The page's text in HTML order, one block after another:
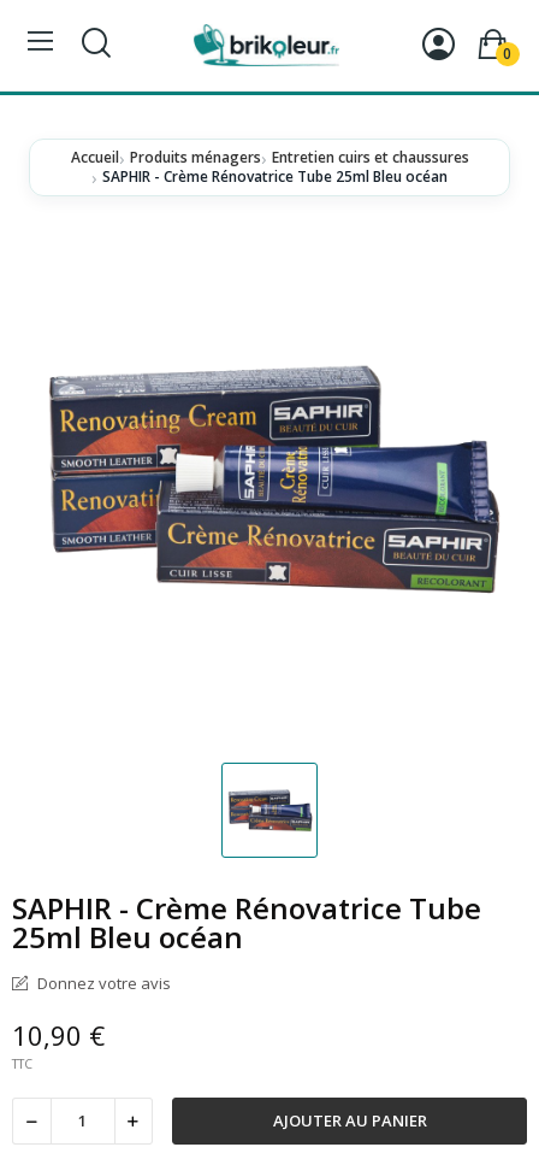
0
Accueil Produits ménagers Entretien cuirs et chaussures
SAPHIR - Crème Rénovatrice Tube 25ml Bleu océan
SAPHIR - Crème Rénovatrice Tube
25ml Bleu océan
Donnez votre avis
10,90 €
TTC
AJOUTER AU PANIER